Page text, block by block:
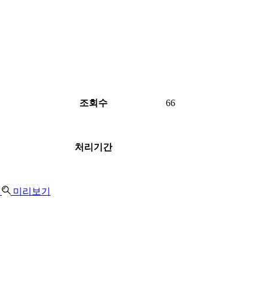
조회수
66
처리기간
미리보기